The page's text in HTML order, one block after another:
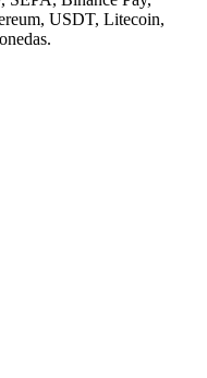
USDT, Litecoin,